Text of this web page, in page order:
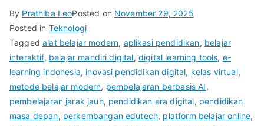
By Prathiba LeoPosted on November 29, 2025
Posted in Teknologi
Taggedalat belajar modern, aplikasi pendidikan, belajar
interaktif, belajar mandiri digital, digital learning tools, e-
learning indonesia, inovasi pendidikan digital, kelas virtual,
metode belajar modern, pembelajaran berbasis AI,
pembelajaran jarak jauh, pendidikan era digital, pendidikan
masa depan, perkembangan edutech, platform belajar online,